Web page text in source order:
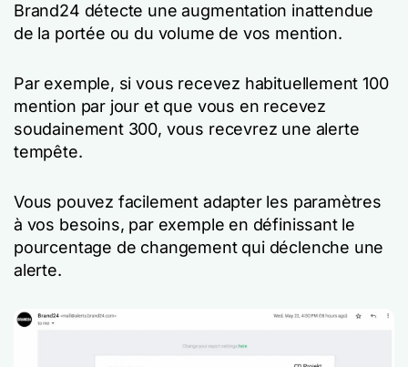
Brand24 détecte une augmentation inattendue
de la portée ou du volume de vos mention.
Par exemple, si vous recevez habituellement 100
mention par jour et que vous en recevez
soudainement 300, vous recevrez une alerte
tempête.
Vous pouvez facilement adapter les paramètres
à vos besoins, par exemple en définissant le
pourcentage de changement qui déclenche une
alerte.